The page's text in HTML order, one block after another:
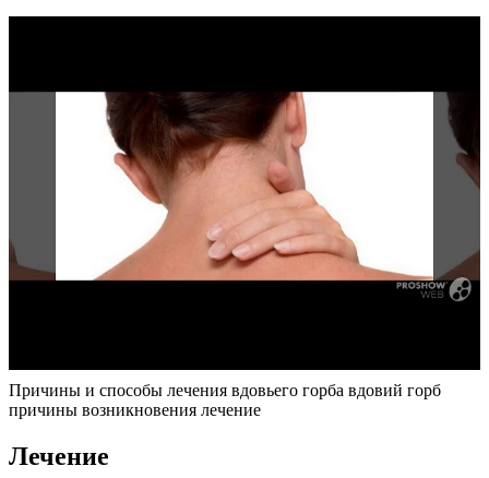
Причины и способы лечения вдовьего горба вдовий горб
причины возникновения лечение
Лечение